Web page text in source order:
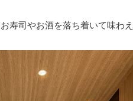
寿司やお酒を落ち着いて味わえ